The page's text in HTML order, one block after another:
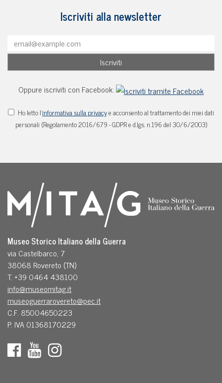
Iscriviti alla newsletter
Oppure iscriviti con Facebook:
Ho letto l'informativa sulla privacye acconsento al trattamento dei miei dati
personali (Regolamento 2016/679 - GDPR e d.lgs. n.196 del 30/6/2003)
Museo Storico Italiano della Guerra
via Castelbarco, 7
38068 Rovereto (TN)
T. +39 0464 438100
info@museomitag.it
museoguerrarovereto@pec.it
C.F. 85004650223
P. IVA 01368170229